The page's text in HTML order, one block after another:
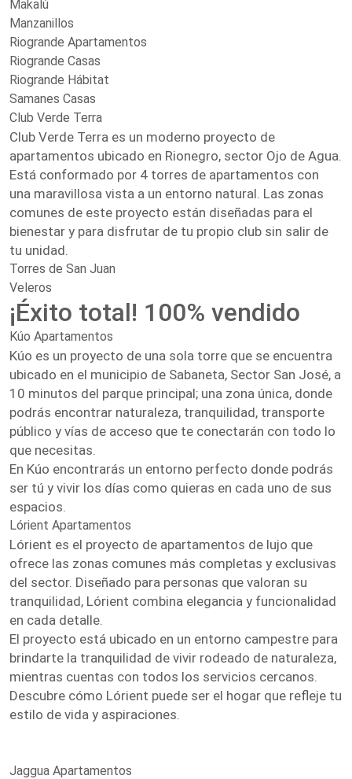
Makalú
Manzanillos
Riogrande Apartamentos
Riogrande Casas
Riogrande Hábitat
Samanes Casas
Club Verde Terra
Club Verde Terra es un moderno proyecto de
apartamentos ubicado en Rionegro, sector Ojo de Agua.
Está conformado por 4 torres de apartamentos con
una maravillosa vista a un entorno natural. Las zonas
comunes de este proyecto están diseñadas para el
bienestar y para disfrutar de tu propio club sin salir de
tu unidad.
Torres de San Juan
Veleros
¡Éxito total! 100% vendido
Kúo Apartamentos
Kúo es un proyecto de una sola torre que se encuentra
ubicado en el municipio de Sabaneta, Sector San José, a
10 minutos del parque principal; una zona única, donde
podrás encontrar naturaleza, tranquilidad, transporte
público y vías de acceso que te conectarán con todo lo
que necesitas.
En Kúo encontrarás un entorno perfecto donde podrás
ser tú y vivir los días como quieras en cada uno de sus
espacios.
Lórient Apartamentos
Lórient es el proyecto de apartamentos de lujo que
ofrece las zonas comunes más completas y exclusivas
del sector. Diseñado para personas que valoran su
tranquilidad, Lórient combina elegancia y funcionalidad
en cada detalle.
El proyecto está ubicado en un entorno campestre para
brindarte la tranquilidad de vivir rodeado de naturaleza,
mientras cuentas con todos los servicios cercanos.
Descubre cómo Lórient puede ser el hogar que refleje tu
estilo de vida y aspiraciones.
Jaggua Apartamentos